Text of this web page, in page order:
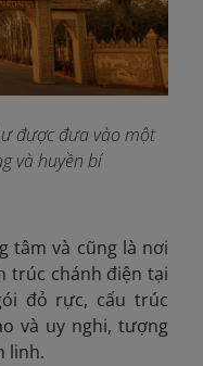
được đưa vào một
và huyền bí
tâm và cũng là nơi
trúc chánh điện tại
đỏ rực, cấu trúc
và uy nghi, tượng
linh.